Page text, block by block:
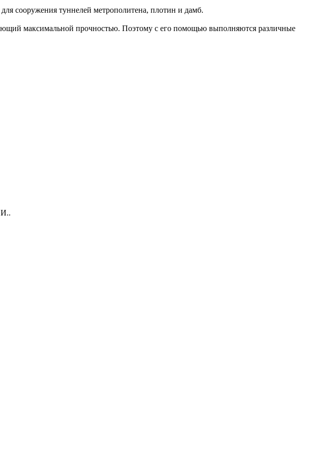
сооружения туннелей метрополитена, плотин и дамб.
максимальной прочностью. Поэтому с его помощью выполняются различные
И..